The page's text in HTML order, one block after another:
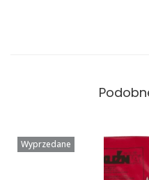
Wyprzedane